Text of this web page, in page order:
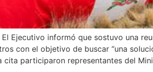
Ejecutivo informó que sostuvo una
con el objetivo de buscar “una
cita participaron representantes del